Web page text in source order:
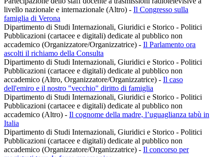
livello nazionale e internazionale (Altro) - Il Congresso sulla
famiglia di Verona
Dipartimento di Studi Internazionali, Giuridici e Storico - Politici
Pubblicazioni (cartacee e digitali) dedicate al pubblico non
accademico (Organizzatore/Organizzatrice) - Il Parlamento ora
ascolti il richiamo della Consulta
Dipartimento di Studi Internazionali, Giuridici e Storico - Politici
Pubblicazioni (cartacee e digitali) dedicate al pubblico non
accademico (Altro, Organizzatore/Organizzatrice) - Il caso
dell'emiro e il nostro "vecchio" diritto di famiglia
Dipartimento di Studi Internazionali, Giuridici e Storico - Politici
Pubblicazioni (cartacee e digitali) dedicate al pubblico non
accademico (Altro) - Il cognome della madre, l’uguaglianza tabù in
Italia
Dipartimento di Studi Internazionali, Giuridici e Storico - Politici
Pubblicazioni (cartacee e digitali) dedicate al pubblico non
accademico (Organizzatore/Organizzatrice) - Il concorso per